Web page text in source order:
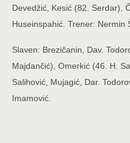
Devedžić, Kesić (82. Serdar),
Huseinspahić. Trener: Nermin
Slaven: Brezičanin, Dav.
Majdančić), Omerkić (46. H.
Salihović, Mujagić, Dar.
Imamović.